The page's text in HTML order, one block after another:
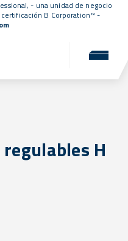
- una unidad de negocio
certificación B Corporation™ -
H